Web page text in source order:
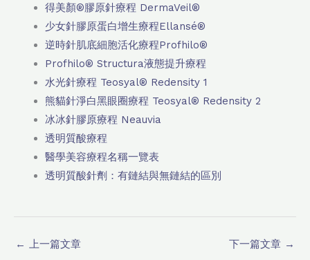
得美顏®膠原針療程 DermaVeil®
少女針膠原蛋白增生療程Ellansé®
逆時針肌底細胞活化療程Profhilo®
Profhilo® Structura液態提升療程
水光針療程 Teosyal® Redensity 1
熊貓針淨白黑眼圈療程 Teosyal® Redensity 2
冰冰針膠原療程 Neauvia
透明質酸療程
醫學美容療程名稱一覽表
透明質酸針劑：有鏈結與無鏈結的區別
← 上一篇文章 下一篇文章 →